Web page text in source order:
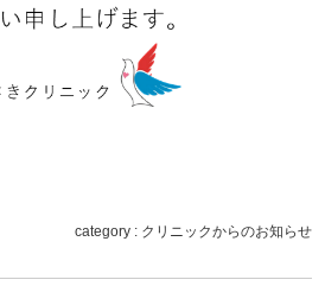
category : クリニックからのお知らせ